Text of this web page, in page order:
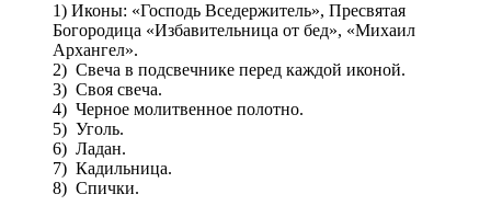
1) Иконы: «Господь Вседержитель», Пресвятая
Богородица «Избавительница от бед», «Михаил
Архангел».
2) Свеча в подсвечнике перед каждой иконой.
3) Своя свеча.
4) Черное молитвенное полотно.
5) Уголь.
6) Ладан.
7) Кадильница.
8) Спички.